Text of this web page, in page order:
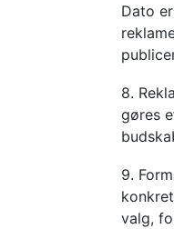
Dato
8.
gøres
9.
valg,